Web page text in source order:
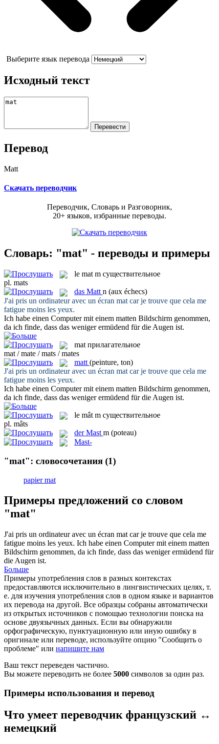
Выберите язык перевода
Исходный текст
Перевод
Matt
Скачать переводчик
Переводчик, Словарь и Разговорник,
20+ языков, избранные переводы.
Словарь: "mat" - переводы и примеры
le mat m существительное
pl. mats
das Matt n (aux échecs)
J'ai pris un ordinateur avec un écran mat car je trouve que cela me
fatigue moins les yeux.
Ich habe einen Computer mit einem matten Bildschirm genommen,
da ich finde, dass das weniger ermüdend für die Augen ist.
mat прилагательное
mat / mate / mats / mates
matt (peinture, ton)
J'ai pris un ordinateur avec un écran mat car je trouve que cela me
fatigue moins les yeux.
Ich habe einen Computer mit einem matten Bildschirm genommen,
da ich finde, dass das weniger ermüdend für die Augen ist.
le mât m существительное
pl. mâts
derMast m (poteau)
Mast-
"mat": словосочетания (1)
papier mat
Примеры предложений со словом
"mat"
J'ai pris un ordinateur avec un écran mat car je trouve que cela me
fatigue moins les yeux. Ich habe einen Computer mit einem matten
Bildschirm genommen, da ich finde, dass das weniger ermüdend für
die Augen ist.
Больше
Примеры употребления слов в разных контекстах
предоставляются исключительно в лингвистических целях, т.
е. для изучения употребления слов в одном языке и вариантов
их перевода на другой. Все образцы собраны автоматически
из открытых источников с помощью технологии поиска на
основе двуязычных данных. Если вы обнаружили
орфографическую, пунктуационную или иную ошибку в
оригинале или переводе, используйте опцию "Сообщить о
проблеме" или напишите нам
Ваш текст переведен частично.
Вы можете переводить не более 5000 символов за один раз.
Примеры использования и перевод
Что умеет переводчик французский ↔
немецкий